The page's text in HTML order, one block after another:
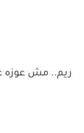
ريم.. مش عوزه